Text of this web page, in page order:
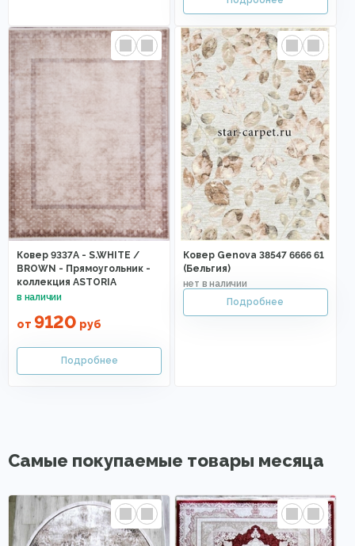
Ковер 9337A - S.WHITE /
BROWN - Прямоугольник -
коллекция ASTORIA
от 9120 руб
Ковер Genova 38547 6666 61
(Бельгия)
Самые покупаемые товары месяца